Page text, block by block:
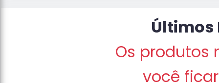
Últimos
Os produtos
você